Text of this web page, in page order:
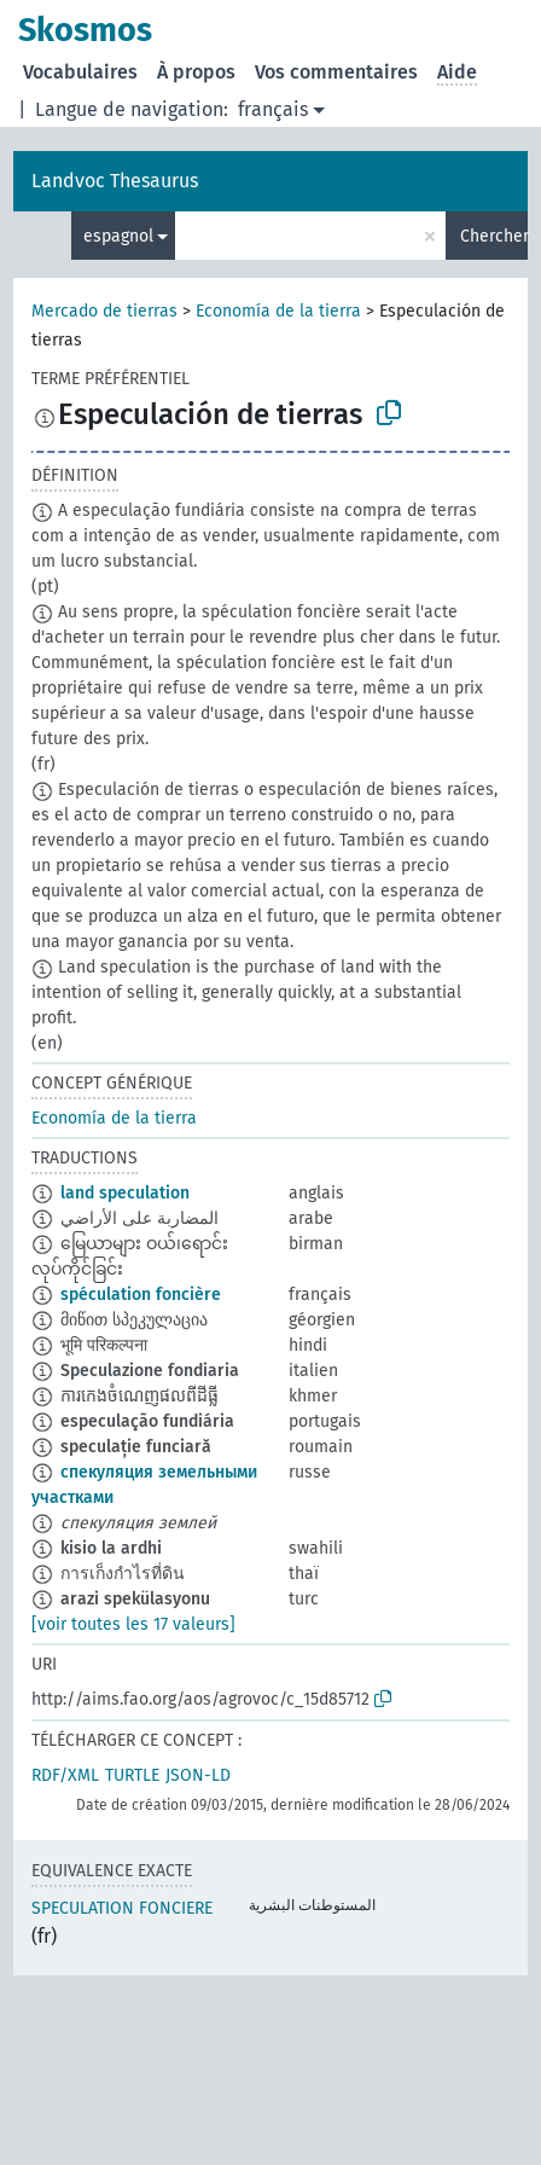
Skosmos
Langue de navigation: français
Vocabulaires À propos Vos commentaires Aide
Landvoc Thesaurus
espagnol × Chercher
Mercado de tierras > Economía de la tierra > Especulación de
tierras
TERME PRÉFÉRENTIEL
Especulación de tierras
DÉFINITION
A especulação fundiária consiste na compra de terras
com a intenção de as vender, usualmente rapidamente, com
um lucro substancial.
(pt)
Au sens propre, la spéculation foncière serait l'acte
d'acheter un terrain pour le revendre plus cher dans le futur.
Communément, la spéculation foncière est le fait d'un
propriétaire qui refuse de vendre sa terre, même a un prix
supérieur a sa valeur d'usage, dans l'espoir d'une hausse
future des prix.
(fr)
Especulación de tierras o especulación de bienes raíces,
es el acto de comprar un terreno construido o no, para
revenderlo a mayor precio en el futuro. También es cuando
un propietario se rehúsa a vender sus tierras a precio
equivalente al valor comercial actual, con la esperanza de
que se produzca un alza en el futuro, que le permita obtener
una mayor ganancia por su venta.
Land speculation is the purchase of land with the
intention of selling it, generally quickly, at a substantial
profit.
(en)
CONCEPT GÉNÉRIQUE
Economía de la tierra
TRADUCTIONS
land speculation
anglais
المضاربة على الأراضي
arabe
မြေယာများ ဝယ်၊ရောင်း
လုပ်ကိုင်ခြင်း
birman
spéculation foncière
français
მიწით სპეკულაცია
géorgien
भूमि परिकल्पना
hindi
Speculazione fondiaria
italien
ការកេងចំណេញផលពីដីធ្លី
khmer
especulação fundiária
portugais
speculație funciară
roumain
спекуляция земельными
участками
russe
спекуляция землей
kisio la ardhi
swahili
การเก็งกำไรที่ดิน
thaï
arazi spekülasyonu
turc
[voir toutes les 17 valeurs]
URI
http://aims.fao.org/aos/agrovoc/c_15d85712
TÉLÉCHARGER CE CONCEPT :
RDF/XML TURTLE JSON-LD
Date de création 09/03/2015, dernière modification le 28/06/2024
EQUIVALENCE EXACTE
SPECULATION FONCIERE
(fr)
المستوطنات البشرية